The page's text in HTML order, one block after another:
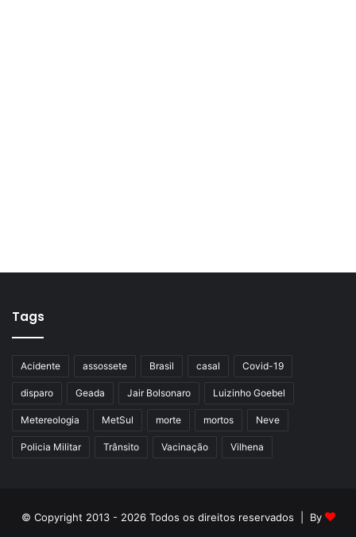
Tags
Acidente assossete Brasil casal Covid-19
disparo Geada Jair Bolsonaro Luizinho Goebel
Metereologia MetSul morte mortos Neve
Policia Militar Trânsito Vacinação Vilhena
© Copyright 2013 - 2026 Todos os direitos reservados | By